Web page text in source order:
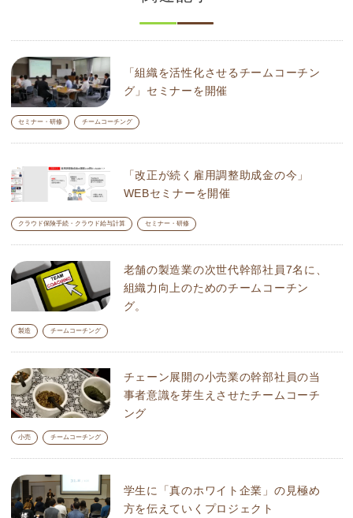
セミナー・研修 チームコーチング
「組織を活性化させるチームコーチン
グ」セミナーを開催
クラウド保険手続・クラウド給与計算 セミナー・研修
「改正が続く雇用調整助成金の今」
WEBセミナーを開催
製造 チームコーチング
老舗の製造業の次世代幹部社員7名に、
組織力向上のためのチームコーチン
グ。
小売 チームコーチング
チェーン展開の小売業の幹部社員の当
事者意識を芽生えさせたチームコーチ
ング
学生に「真のホワイト企業」の見極め
方を伝えていくプロジェクト